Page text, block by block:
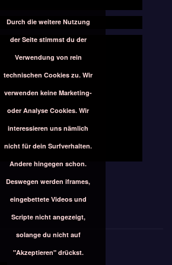
Durch die weitere Nutzung
der Seite stimmst du der
Verwendung von rein
technischen Cookies zu. Wir
verwenden keine Marketing-
oder Analyse Cookies. Wir
interessieren uns nämlich
nicht für dein Surfverhalten.
Andere hingegen schon.
Deswegen werden iframes,
eingebettete Videos und
Scripte nicht angezeigt,
solange du nicht auf
"Akzeptieren" drückst.